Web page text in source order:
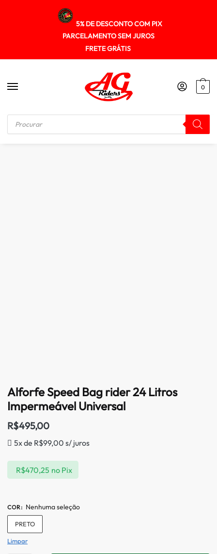
5% DE DESCONTO COM PIX
PARCELAMENTO SEM JUROS
FRETE GRÁTIS
0
Início / MALAS / BOLSAS / ALFORGE Alforfe Speed Bag rider 24 Litros Impermeável Universal
Alforfe Speed Bag rider 24 Litros
Impermeável Universal
R$495,00
5x de R$99,00 s/ juros
R$470,25 no Pix
COR: Nenhuma seleção
PRETO
Limpar